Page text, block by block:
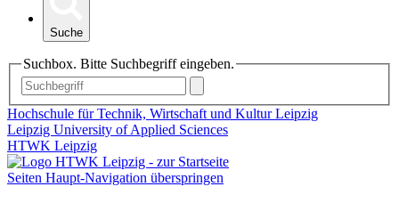
Suche
Suchbox. Bitte Suchbegriff eingeben.
Hochschule für Technik, Wirtschaft und Kultur Leipzig
Leipzig University of Applied Sciences
HTWK Leipzig
Seiten Haupt-Navigation überspringen